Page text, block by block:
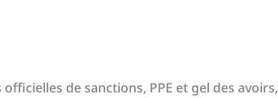
de sanctions, PPE et gel des avoirs,